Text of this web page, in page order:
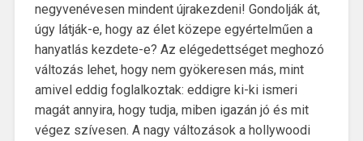
negyvenévesen mindent újrakezdeni! Gondolják át,
úgy látják-e, hogy az élet közepe egyértelműen a
hanyatlás kezdete-e? Az elégedettséget meghozó
változás lehet, hogy nem gyökeresen más, mint
amivel eddig foglalkoztak: eddigre ki-ki ismeri
magát annyira, hogy tudja, miben igazán jó és mit
végez szívesen. A nagy változások a hollywoodi